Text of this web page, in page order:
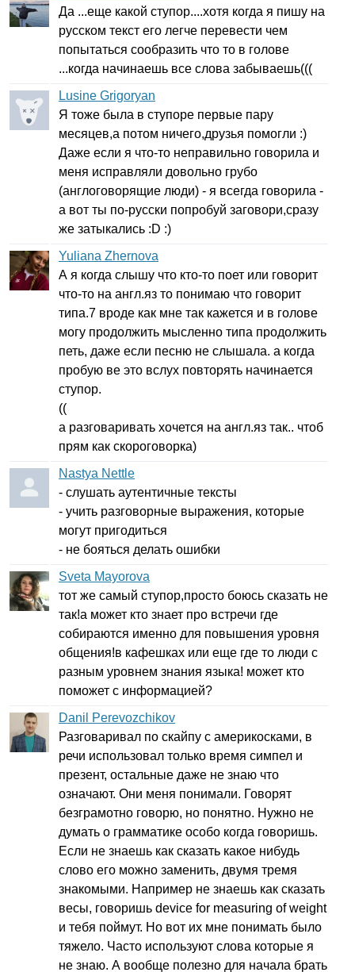
Да ...еще какой ступор....хотя когда я пишу на
русском текст его легче перевести чем
попытаться сообразить что то в голове
...когда начинаешь все слова забываешь(((
Lusine Grigoryan
Я тоже была в ступоре первые пару
месяцев,а потом ничего,друзья помогли :)
Даже если я что-то неправильно говорила и
меня исправляли довольно грубо
(англоговорящие люди) - я всегда говорила -
а вот ты по-русски попробуй заговори,сразу
же затыкались :D :)
Yuliana Zhernova
А я когда слышу что кто-то поет или говорит
что-то на англ.яз то понимаю что говорит
типа.7 вроде как мне так кажется и в голове
могу продолжить мысленно типа продолжить
петь, даже если песню не слышала. а когда
пробую ве это вслух повторять начинается
ступор.
((
а разговаривать хочется на англ.яз так.. чтоб
прям как скороговорка)
Nastya Nettle
- слушать аутентичные тексты
- учить разговорные выражения, которые
могут пригодиться
- не бояться делать ошибки
Sveta Mayorova
тот же самый ступор,просто боюсь сказать не
так!а может кто знает про встречи где
собираются именно для повышения уровня
общения!в кафешках или еще где то люди с
разным уровнем знания языка! может кто
поможет с информацией?
Danil Perevozchikov
Разговаривал по скайпу с америкосками, в
речи использовал только время симпел и
презент, остальные даже не знаю что
означают. Они меня понимали. Говорят
безграмотно говорю, но понятно. Нужно не
думать о грамматике особо когда говоришь.
Если не знаешь как сказать какое нибудь
слово его можно заменить, двумя тремя
знакомыми. Например не знаешь как сказать
весы, говоришь device for measuring of weight
и тебя поймут. Но вот их мне понимать было
тяжело. Часто используют слова которые я
не знаю. А вообще полезно для начала брать